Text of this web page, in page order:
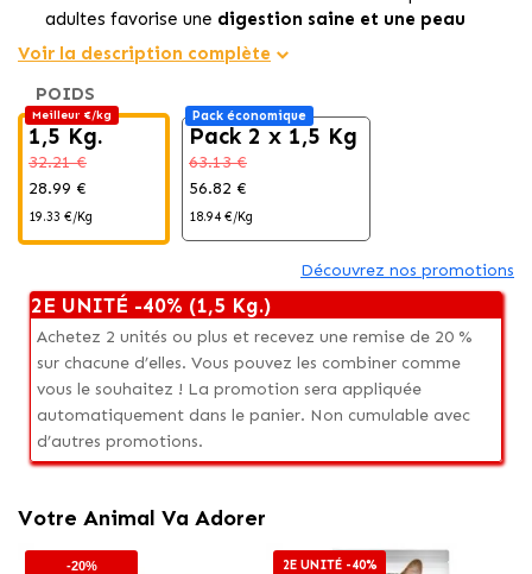
adultes favorise une digestion saine et une peau
éclatante.
Stimule le microbiome:
équilibrer les bonnes bactéries pour une
optimale.
Nutrition complète: Ingrédients faciles à digérer et un
Voir la description complète
POIDS
Meilleur €/kg
1,5 Kg.
32.21 €
28.99 €
19.33 €/Kg
Pack économique
Pack 2 x 1,5 Kg
63.13 €
56.82 €
18.94 €/Kg
Découvrez nos promotions
2E UNITÉ -40% (1,5 Kg.)
Achetez 2 unités ou plus et recevez une remise de 20 %
sur chacune d’elles. Vous pouvez les combiner comme
vous le souhaitez ! La promotion sera appliquée
automatiquement dans le panier. Non cumulable avec
d’autres promotions.
Votre Animal Va Adorer
-20% 2E UNITÉ -40%